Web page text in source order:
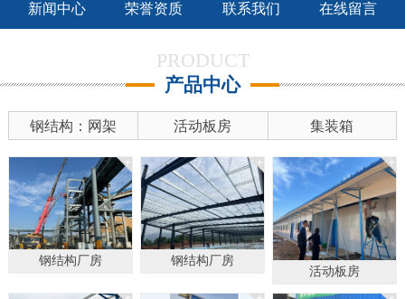
新闻中心 荣誉资质 联系我们 在线留言
PRODUCT
产品中心
钢结构：网架 活动板房 集装箱
钢结构厂房 钢结构厂房
活动板房